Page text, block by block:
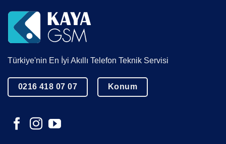
Türkiye'nin En İyi Akıllı Telefon Teknik Servisi
0216 418 07 07 Konum